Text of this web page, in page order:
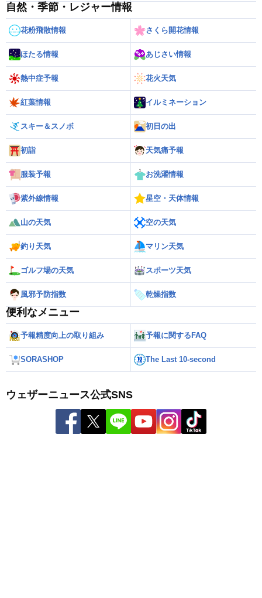
自然・季節・レジャー情報
花粉飛散情報 さくら開花情報
ほたる情報 あじさい情報
熱中症予報 花火天気
紅葉情報 イルミネーション
スキー＆スノボ 初日の出
初詣 天気痛予報
服装予報 お洗濯情報
紫外線情報 星空・天体情報
山の天気 空の天気
釣り天気 マリン天気
ゴルフ場の天気 スポーツ天気
風邪予防指数 乾燥指数
便利なメニュー
予報精度向上の取り組み 予報に関するFAQ
SORASHOP The Last 10-second
ウェザーニュース公式SNS